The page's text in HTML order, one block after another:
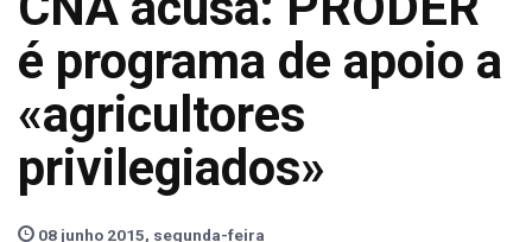
é programa de apoio a
«agricultores
privilegiados»
08 junho 2015, segunda-feira